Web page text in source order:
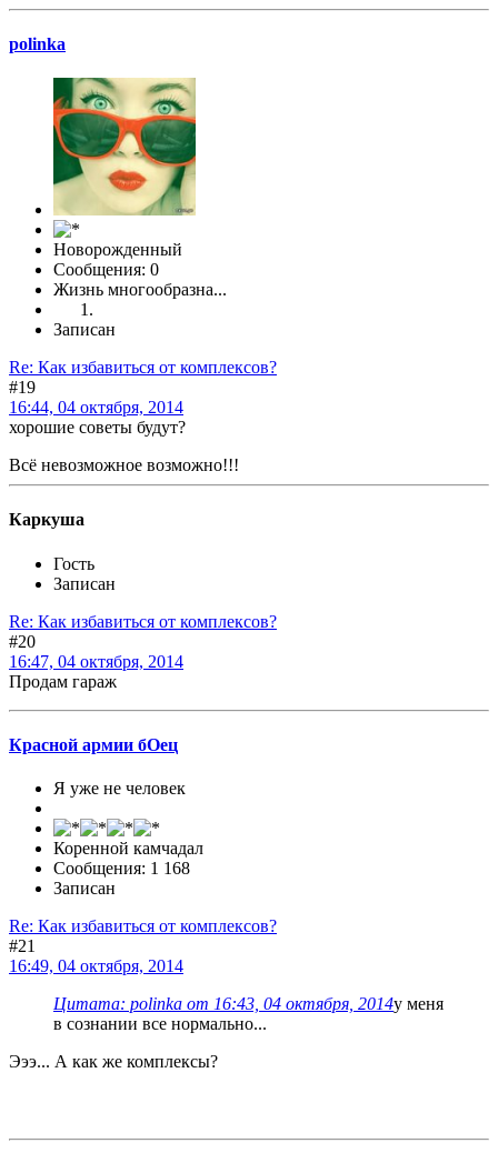
polinka
Новорожденный
Сообщения: 0
Жизнь многообразна...
Записан
Re: Как избавиться от комплексов?
#19
16:44, 04 октября, 2014
хорошие советы будут?
Всё невозможное возможно!!!
Каркуша
Гость
Записан
Re: Как избавиться от комплексов?
#20
16:47, 04 октября, 2014
Продам гараж
Красной армии бОец
Я уже не человек
Коренной камчадал
Сообщения: 1 168
Записан
Re: Как избавиться от комплексов?
#21
16:49, 04 октября, 2014
Цитата: polinka от 16:43, 04 октября, 2014у меня
в сознании все нормально...
Эээ... А как же комплексы?